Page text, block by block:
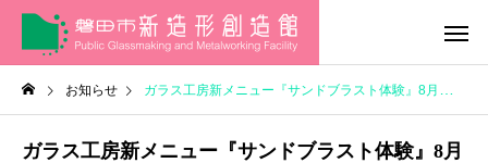
お知らせ ガラス工房新メニュー『サンドブラスト体験』8月限定登場！！
ガラス工房新メニュー『サンドブラスト体験』8月